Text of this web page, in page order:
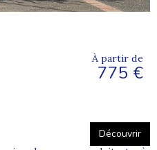
À partir de
775 €
Découvrir